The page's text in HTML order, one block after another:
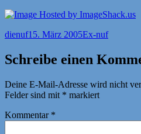
Autor
dienufVeröffentlicht
15. März 2005Kategorien
Ex-nuf
Schreibe einen
Deine E-Mail-Adresse wird nicht
Felder sind mit * markiert
Kommentar *